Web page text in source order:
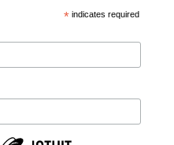
* indicates required